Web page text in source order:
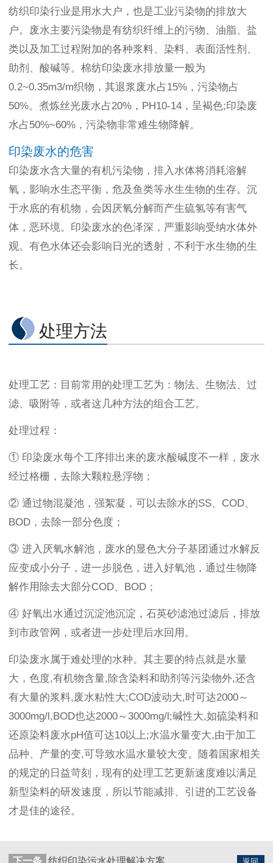
纺织印染行业是用水大户，也是工业污染物的排放大
户。废水主要污染物是有纺织纤维上的污物、油脂、盐
类以及加工过程附加的各种浆料、染料、表面活性剂、
助剂、酸碱等。棉纺印染废水排放量一般为
0.2~0.35m3/m织物，其退浆废水占15%，污染物占
50%。煮炼丝光废水占20%，PH10-14，呈褐色;印染废
水占50%~60%，污染物非常难生物降解。
印染废水的危害
印染废水含大量的有机污染物，排入水体将消耗溶解
氧，影响水生态平衡，危及鱼类等水生生物的生存。沉
于水底的有机物，会因厌氧分解而产生硫氢等有害气
体，恶环境。印染废水的色泽深，严重影响受纳水体外
观。有色水体还会影响日光的透射，不利于水生物的生
长。
处理方法
处理工艺：目前常用的处理工艺为：物法、生物法、过
滤、吸附等，或者这几种方法的组合工艺。
处理过程：
① 印染废水每个工序排出来的废水酸碱度不一样，废水
经过格栅，去除大颗粒悬浮物；
② 通过物混凝池，强絮凝，可以去除水的SS、COD、
BOD，去除一部分色度；
③ 进入厌氧水解池，废水的显色大分子基团通过水解反
应变成小分子，进一步脱色，进入好氧池，通过生物降
解作用除去大部分COD、BOD；
④ 好氧出水通过沉淀池沉淀，石英砂滤池过滤后，排放
到市政管网，或者进一步处理后水回用。
印染废水属于难处理的水种。其主要的特点就是水量
大，色度,有机物含量,除含染料和助剂等污染物外,还含
有大量的浆料,废水粘性大;COD波动大,时可达2000～
3000mg/l,BOD也达2000～3000mg/l;碱性大,如硫染料和
还原染料废水pH值可达10以上;水温水量变大,由于加工
品种、产量的变,可导致水温水量较大变。随着国家相关
的规定的日益苛刻，现有的处理工艺更新速度难以满足
新型染料的研发速度，所以节能减排、引进的工艺设备
才是佳的途径。
下一条 纺织印染污水处理解决方案